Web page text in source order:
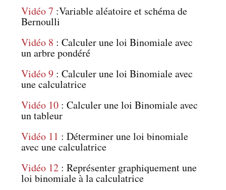
Vidéo 7 :Variable aléatoire et schéma de
Bernoulli
Vidéo 8 : Calculer une loi Binomiale avec
un arbre pondéré
Vidéo 9 : Calculer une loi Binomiale avec
une calculatrice
Vidéo 10 : Calculer une loi Binomiale avec
un tableur
Vidéo 11 : Déterminer une loi binomiale
avec une calculatrice
Vidéo 12 : Représenter graphiquement une
loi binomiale à la calculatrice